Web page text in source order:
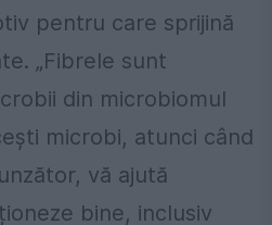
pentru care sprijină
„Fibrele sunt
din microbiomul
microbi, atunci când
vă ajută
bine, inclusiv